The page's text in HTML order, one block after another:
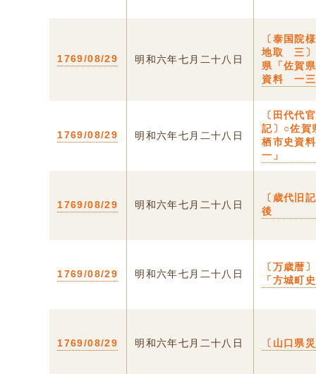
1769/08/29 明和六年七月二十八日
〔泰国院
地取 三〕
県「佐賀
資料 一三
1769/08/29 明和六年七月二十八日
〔田代代
記〕○佐賀
栖市史資
一」
1769/08/29 明和六年七月二十八日
〔歳代旧
後
1769/08/29 明和六年七月二十八日
〔万歳暦
「方城町
1769/08/29 明和六年七月二十八日 〔山口県